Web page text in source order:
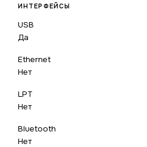
ИНТЕРФЕЙСЫ
USB
Да
Ethernet
Нет
LPT
Нет
Bluetooth
Нет